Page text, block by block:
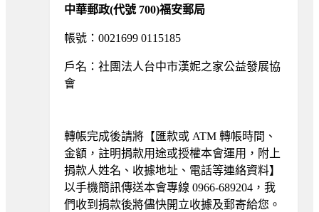
中華郵政(代號 700)福安郵局
帳號：0021699 0115185
戶名：社團法人台中市漢妮之家公益發展協
會
轉帳完成後請將【匯款或 ATM 轉帳時間、
金額，註明捐款用途或授權本會運用，附上
捐款人姓名、收據地址、電話等連絡資料】
以手機簡訊傳送本會專線 0966-689204，我
們收到捐款後將儘快開立收據及郵寄給您。